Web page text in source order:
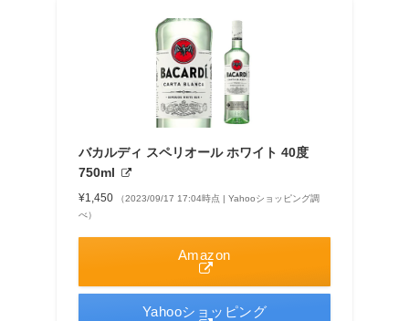
バカルディ スペリオール ホワイト 40度
750ml
¥1,450
（2023/09/17 17:04時点 | Yahooショッピング調
べ）
Amazon
Yahooショッピング